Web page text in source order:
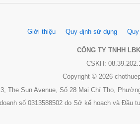
Giới thiệu Quy định sử dụng
CÔNG TY TNHH
CSKH:
Copyright © 2026
The Sun Avenue, Số 28 Mai Chí Thọ,
số 0313588502 do Sở kế hoạch và Đầu